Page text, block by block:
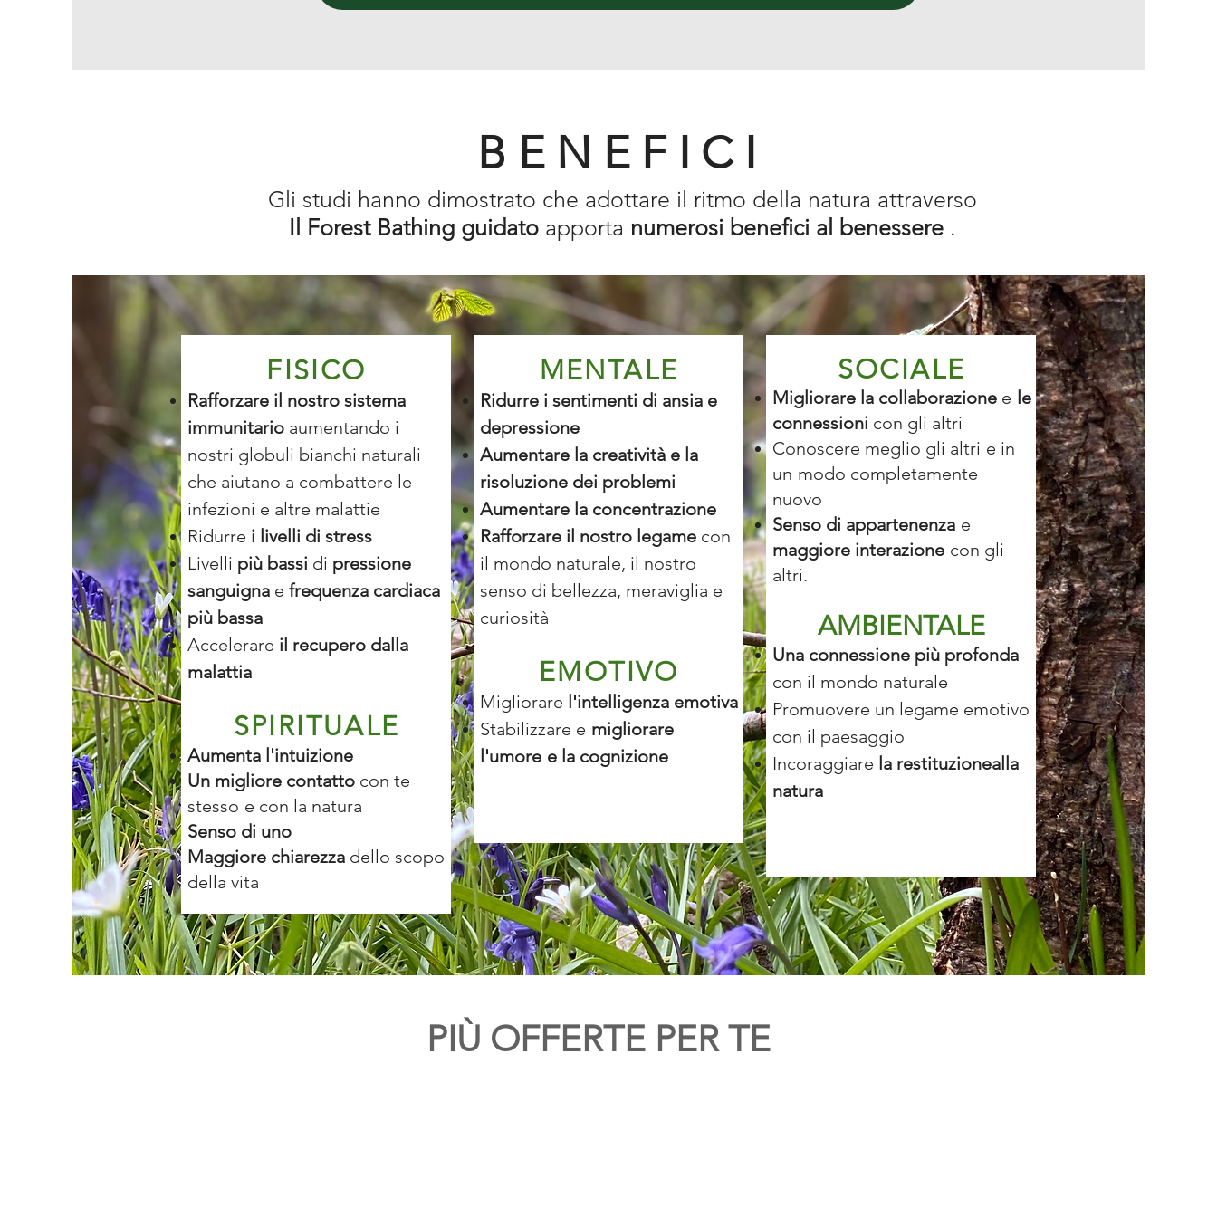
BENEFICI
Gli studi hanno dimostrato che adottare il ritmo della natura attraverso
Il Forest Bathing guidatoapporta numerosi benefici al benessere.
FISICO
Rafforzare il nostro sistema
immunitarioaumentando i
nostri globuli bianchi naturali
che aiutano a combattere le
infezioni e altre malattie
Ridurre i livelli di stress
Livelli più bassi di pressione
sanguignae frequenza cardiaca
più bassa
Accelerare il recupero dalla
malattia
SPIRITUALE
Aumenta l'intuizione
Un migliore contattocon te
stesso e con la natura
Senso di uno
Maggiore chiarezzadello scopo
della vita
MENTALE
Ridurre i sentimenti di ansia e
depressione
Aumentare la creatività e la
risoluzione dei problemi
Aumentare la concentrazione
Rafforzare il nostro legamecon
il mondo naturale, il nostro
senso di bellezza, meraviglia e
curiosità
EMOTIVO
Migliorare l'intelligenza emotiva
Stabilizzare e migliorare
l'umore e la cognizione
SOCIALE
Migliorare la collaborazionee le
connessioni con gli altri
Conoscere meglio gli altri e in
un modo completamente
nuovo
Senso di appartenenza e
maggiore interazione con gli
altri.
AMBIENTALE
Una connessione più profonda
con il mondo naturale
Promuovere un legame emotivo
con il paesaggio
Incoraggiare la restituzionealla
natura
PIÙ OFFERTE PER TE